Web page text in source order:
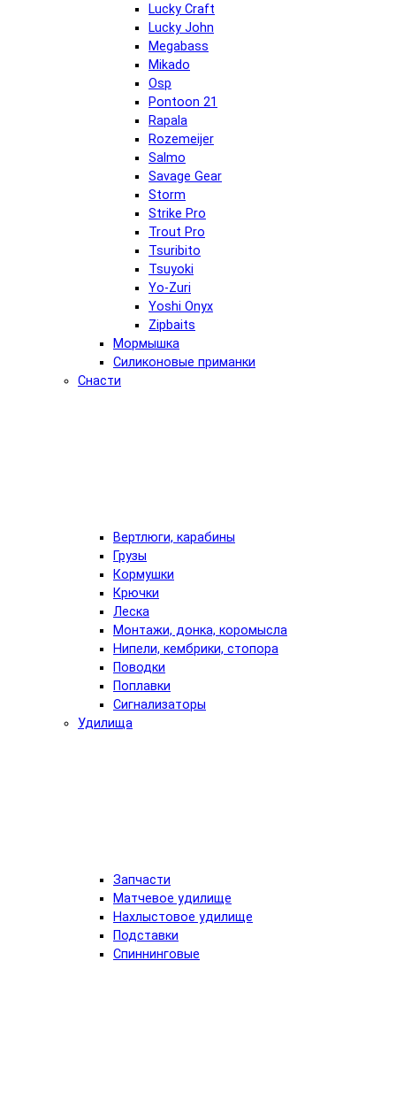
Lucky Craft
Lucky John
Megabass
Mikado
Osp
Pontoon 21
Rapala
Rozemeijer
Salmo
Savage Gear
Storm
Strike Pro
Trout Pro
Tsuribito
Tsuyoki
Yo-Zuri
Yoshi Onyx
Zipbaits
Мормышка
Силиконовые приманки
Снасти
Вертлюги, карабины
Грузы
Кормушки
Крючки
Леска
Монтажи, донка, коромысла
Нипели, кембрики, стопора
Поводки
Поплавки
Сигнализаторы
Удилища
Запчасти
Матчевое удилище
Нахлыстовое удилище
Подставки
Спиннинговые